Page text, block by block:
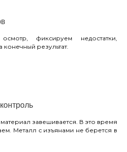
фиксируем недостатки,
конечный результат.
завешивается. В это время
Металл с изъянами не берется в